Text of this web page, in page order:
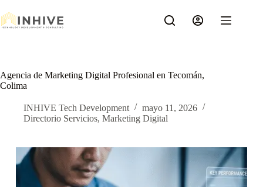
al
contenido
Agencia de Marketing Digital Profesional en Tecomán,
Colima
INHIVE Tech Development
mayo 11, 2026
Directorio Servicios, Marketing Digital